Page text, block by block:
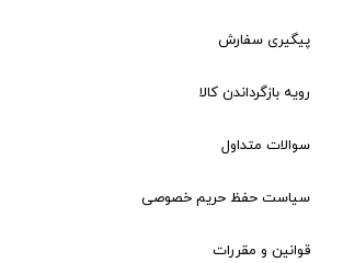
پیگیری سفارش
رویه بازگرداندن کالا
سوالات متداول
سیاست حفظ حریم خصوصی
قوانین و مقررات